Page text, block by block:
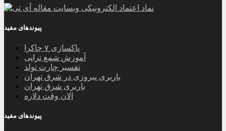
پیوندهای مفید
پاکسازی ۷ چاکرا
آموزش شمع تراپی
تفسیر چارت تولد
باربری پیروزی در شرق تهران
باربری شرق تهران
الان وقت دلاره
پیوندهای مفید